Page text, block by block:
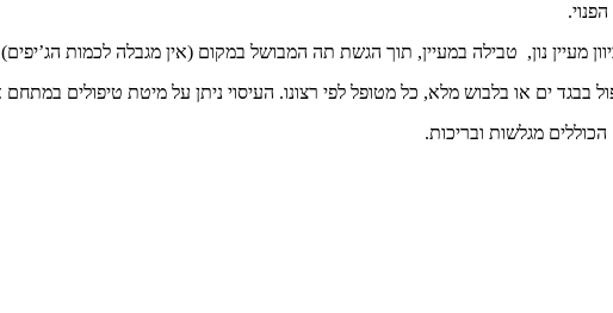
מעיין נון, טבילה במעיין, תוך הגשת תה המבושל במקום (אין מגבלה לכמות הג’יפים)
מגלשות ובריכות.